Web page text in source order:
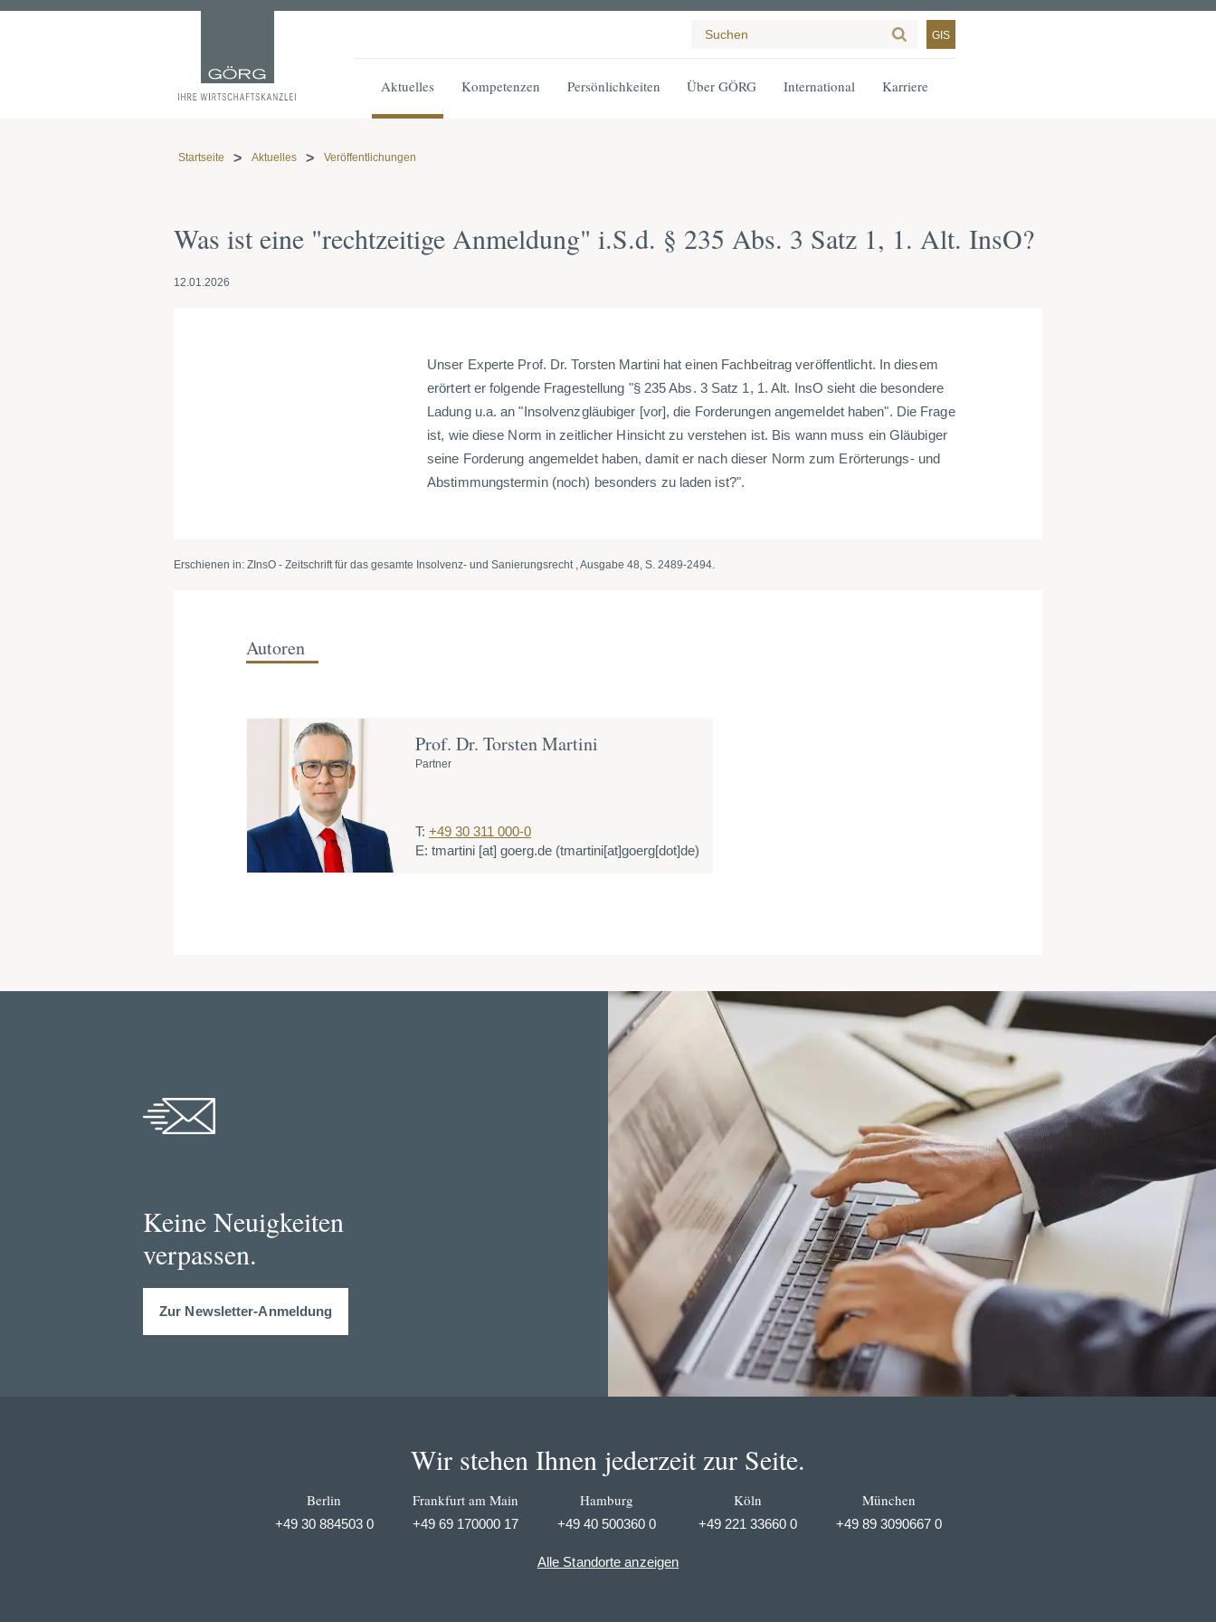
GIS
Aktuelles Kompetenzen Persönlichkeiten Über GÖRG International Karriere
Startseite Aktuelles Veröffentlichungen
Was ist eine "rechtzeitige Anmeldung" i.S.d. § 235 Abs. 3 Satz 1, 1. Alt. InsO?
12.01.2026
Unser Experte Prof. Dr. Torsten Martini hat einen Fachbeitrag veröffentlicht. In diesem
erörtert er folgende Fragestellung "§ 235 Abs. 3 Satz 1, 1. Alt. InsO sieht die besondere
Ladung u.a. an "Insolvenzgläubiger [vor], die Forderungen angemeldet haben". Die Frage
ist, wie diese Norm in zeitlicher Hinsicht zu verstehen ist. Bis wann muss ein Gläubiger
seine Forderung angemeldet haben, damit er nach dieser Norm zum Erörterungs- und
Abstimmungstermin (noch) besonders zu laden ist?".
Erschienen in: ZInsO - Zeitschrift für das gesamte Insolvenz- und Sanierungsrecht , Ausgabe 48, S. 2489-2494.
Autoren
Prof. Dr. Torsten Martini
Partner
T: +49 30 311 000-0
E: tmartini [at] goerg.de (tmartini[at]goerg[dot]de)
Keine Neuigkeiten
verpassen.
Zur Newsletter-Anmeldung
Wir stehen Ihnen jederzeit zur Seite.
Berlin
+49 30 884503 0
Frankfurt am Main
+49 69 170000 17
Hamburg
+49 40 500360 0
Köln
+49 221 33660 0
München
+49 89 3090667 0
Alle Standorte anzeigen